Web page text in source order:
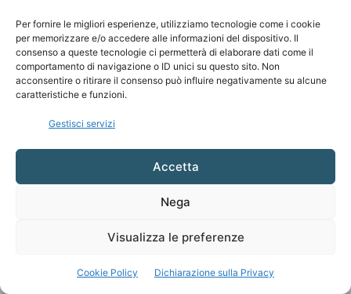
Per fornire le migliori esperienze, utilizziamo tecnologie come i cookie
per memorizzare e/o accedere alle informazioni del dispositivo. Il
consenso a queste tecnologie ci permetterà di elaborare dati come il
comportamento di navigazione o ID unici su questo sito. Non
acconsentire o ritirare il consenso può influire negativamente su alcune
caratteristiche e funzioni.
Gestisci servizi
Accetta
Nega
Visualizza le preferenze
Cookie Policy Dichiarazione sulla Privacy